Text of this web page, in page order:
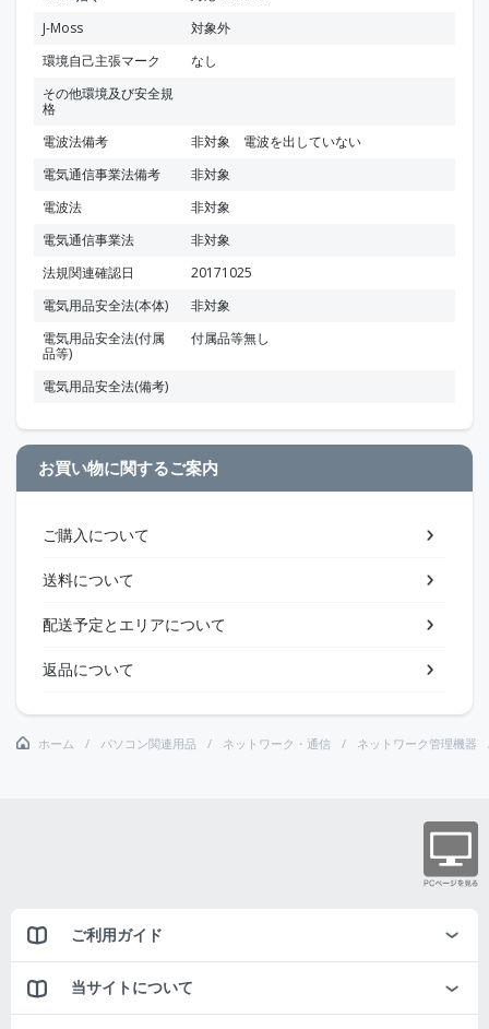
J-Moss
対象外
環境自己主張マーク
なし
その他環境及び安全規
格
電波法備考
非対象 電波を出していない
電気通信事業法備考
非対象
電波法
非対象
電気通信事業法
非対象
法規関連確認日
20171025
電気用品安全法(本体)
非対象
電気用品安全法(付属
品等)
付属品等無し
電気用品安全法(備考)
お買い物に関するご案内
ご購入について
送料について
配送予定とエリアについて
返品について
ホーム パソコン関連用品 ネットワーク・通信 ネットワーク管理機器
ご利用ガイド
当サイトについて